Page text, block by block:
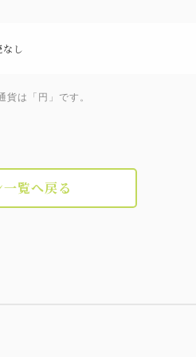
営業時間 8:30～21:00
・フードプレゼンテーションと
8:30～10:30 モーニングラ
なし
は「円」です。
一覧へ戻る